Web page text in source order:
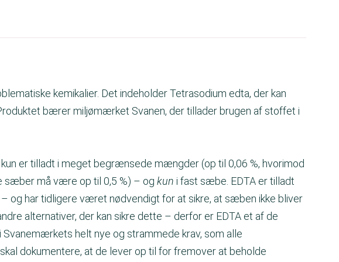
kemikalier. Det indeholder Tetrasodium edta, der kan
bærer miljømærket Svanen, der tillader brugen af stoffet i
er tilladt i meget begrænsede mængder (op til 0,06 %, hvorimod
sæber må være op til 0,5 %) – ogkuni fast sæbe. EDTA er tilladt
har tidligere været nødvendigt for at sikre, at sæben ikke bliver
alternativer, der kan sikre dette – derfor er EDTA et af de
helt nye og strammede krav, som alle
dokumentere, at de lever op til for fremover at beholde